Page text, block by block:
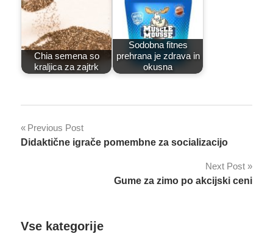
Chia semena so
kraljica za zajtrk
Sodobna fitnes
prehrana je zdrava in
okusna
Post
Previous Post
Didaktične igrače pomembne za socializacijo
Next Post
Gume za zimo po akcijski ceni
Vse kategorije